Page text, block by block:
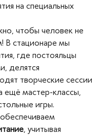
на специальных
чтобы человек не
В стационаре мы
где постояльцы
делятся
творческие сессии
ещё мастер-классы,
игры.
, учитывая